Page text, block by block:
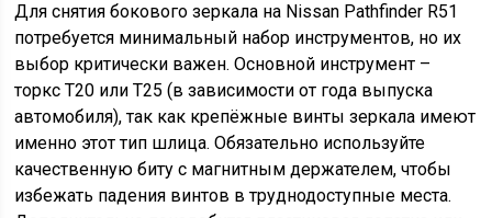
Для снятия бокового зеркала на Nissan Pathfinder R51
потребуется минимальный набор инструментов, но их
выбор критически важен. Основной инструмент –
торкс T20 или T25 (в зависимости от года выпуска
автомобиля), так как крепёжные винты зеркала имеют
именно этот тип шлица. Обязательно используйте
качественную биту с магнитным держателем, чтобы
избежать падения винтов в труднодоступные места.